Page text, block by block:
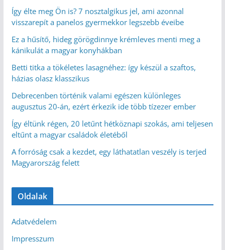
Így élte meg Ön is? 7 nosztalgikus jel, ami azonnal
visszarepít a panelos gyermekkor legszebb éveibe
Ez a hűsítő, hideg görögdinnye krémleves menti meg a
kánikulát a magyar konyhákban
Betti titka a tökéletes lasagnéhez: így készül a szaftos,
házias olasz klasszikus
Debrecenben történik valami egészen különleges
augusztus 20-án, ezért érkezik ide több tízezer ember
Így éltünk régen, 20 letűnt hétköznapi szokás, ami teljesen
eltűnt a magyar családok életéből
A forróság csak a kezdet, egy láthatatlan veszély is terjed
Magyarország felett
Oldalak
Adatvédelem
Impresszum